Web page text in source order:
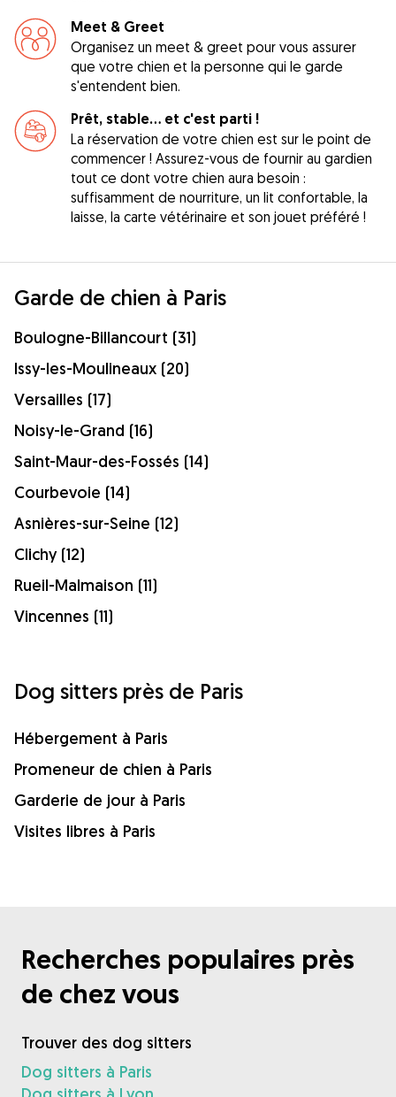
Meet & Greet
Organisez un meet & greet pour vous assurer
que votre chien et la personne qui le garde
s'entendent bien.
Prêt, stable... et c'est parti !
La réservation de votre chien est sur le point de
commencer ! Assurez-vous de fournir au gardien
tout ce dont votre chien aura besoin :
suffisamment de nourriture, un lit confortable, la
laisse, la carte vétérinaire et son jouet préféré !
Garde de chien à Paris
Boulogne-Billancourt (31)
Issy-les-Moulineaux (20)
Versailles (17)
Noisy-le-Grand (16)
Saint-Maur-des-Fossés (14)
Courbevoie (14)
Asnières-sur-Seine (12)
Clichy (12)
Rueil-Malmaison (11)
Vincennes (11)
Dog sitters près de Paris
Hébergement à Paris
Promeneur de chien à Paris
Garderie de jour à Paris
Visites libres à Paris
Recherches populaires près
de chez vous
Trouver des dog sitters
Dog sitters à Paris